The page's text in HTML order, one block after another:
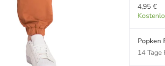
4,95 €
Popken
14 Tage